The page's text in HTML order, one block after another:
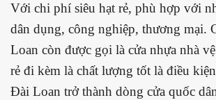
Với chi phí siêu hạt rẻ, phù hợp với
dân dụng, công nghiệp, thương mại.
Loan còn được gọi là cửa nhựa nhà
rẻ đi kèm là chất lượng tốt là điều
Đài Loan trở thành dòng cửa quốc